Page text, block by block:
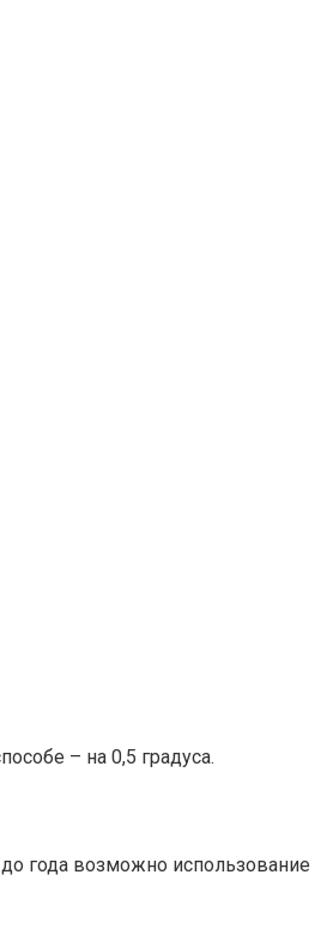
– на 0,5 градуса.
года возможно использование